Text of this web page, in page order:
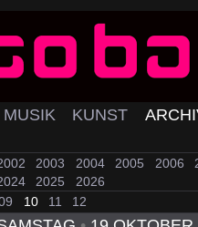
MUSIK KUNST
2003 2004 2005 2006
2025
2026
10 11 12